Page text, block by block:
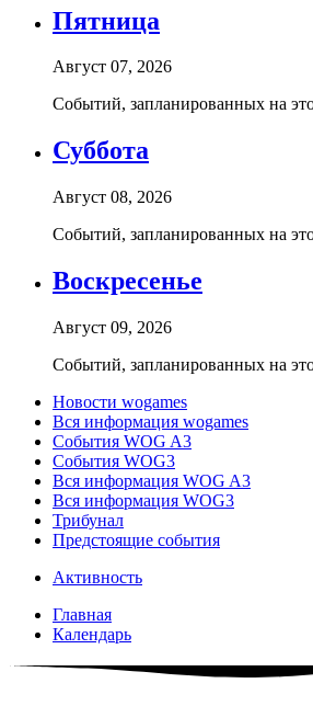
Пятница
Август 07, 2026
Событий, запланированных на
Суббота
Август 08, 2026
Событий, запланированных на
Воскресенье
Август 09, 2026
Событий, запланированных на
Новости wogames
Вся информация wogames
События WOG A3
События WOG3
Вся информация WOG A3
Вся информация WOG3
Трибунал
Предстоящие события
Активность
Главная
Календарь